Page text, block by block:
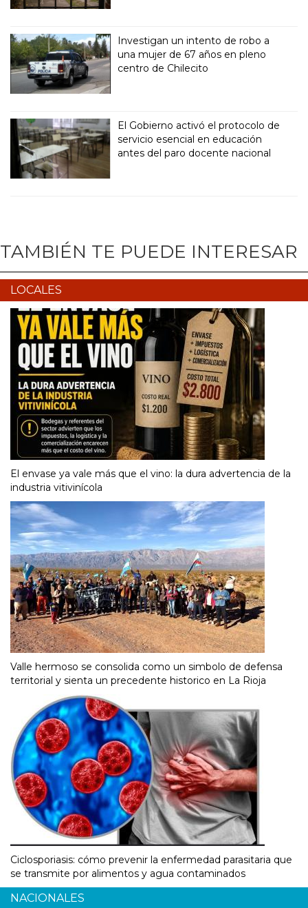
Investigan un intento de robo a
una mujer de 67 años en pleno
centro de Chilecito
El Gobierno activó el protocolo de
servicio esencial en educación
antes del paro docente nacional
TAMBIÉN TE PUEDE INTERESAR
LOCALES
El envase ya vale más que el vino: la dura advertencia de la
industria vitivinícola
Valle hermoso se consolida como un simbolo de defensa
territorial y sienta un precedente historico en La Rioja
Ciclosporiasis: cómo prevenir la enfermedad parasitaria que
se transmite por alimentos y agua contaminados
NACIONALES